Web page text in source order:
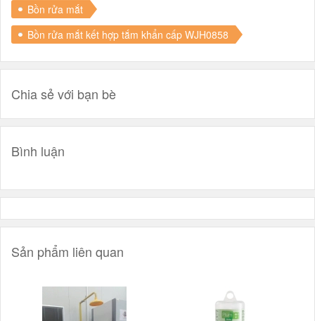
Bồn rửa mắt
Bồn rửa mắt kết hợp tắm khẩn cấp WJH0858
Chia sẻ với bạn bè
Bình luận
Sản phẩm liên quan